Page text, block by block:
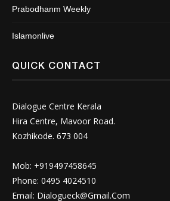
Prabodhanm Weekly
Islamonlive
QUICK CONTACT
Dialogue Centre Kerala
Hira Centre, Mavoor Road.
Kozhikode. 673 004
Mob: +919497458645
Phone: 0495 4024510
Email: Dialogueck@Gmail.Com